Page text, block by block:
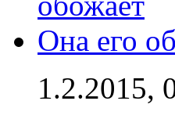
Она его
1.2.2015,